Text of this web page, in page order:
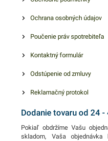
oslovia.Ochrana osobných údajov
Poučenie práv spotrebiteľa
Kontaktný formulár
Odstúpenie od zmluvy
Reklamačný protokol
Dodanie tovaru od 24 -
Pokiaľ obdržíme Vašu
skladom, Vaša